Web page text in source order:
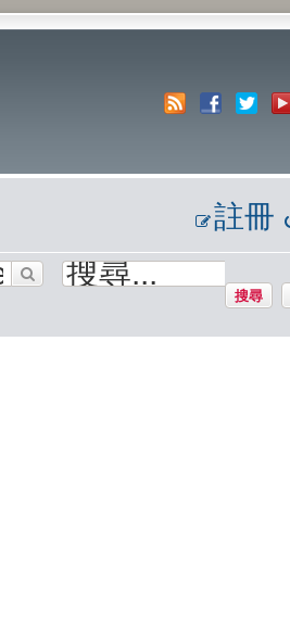
註冊
搜尋